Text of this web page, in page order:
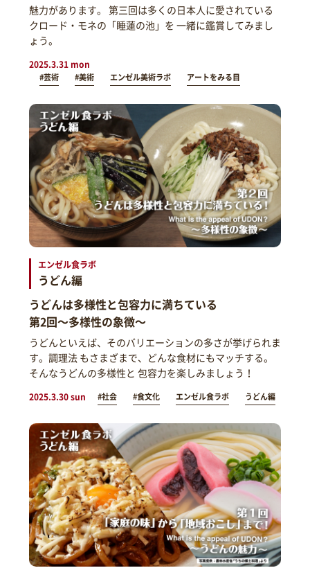
魅力があります。 第三回は多くの日本人に愛されている
クロード・モネの「睡蓮の池」を 一緒に鑑賞してみまし
ょう。
2025.3.31 mon
#芸術 #美術 エンゼル美術ラボ アートをみる目
エンゼル食ラボ
うどん編
うどんは多様性と包容力に満ちている
第2回～多様性の象徴～
うどんといえば、そのバリエーションの多さが挙げられま
す。調理法 もさまざまで、どんな食材にもマッチする。
そんなうどんの多様性と 包容力を楽しみましょう！
2025.3.30 sun #社会 #食文化 エンゼル食ラボ うどん編